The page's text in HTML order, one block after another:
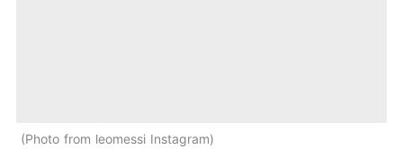
Photo from leomessi Instagram